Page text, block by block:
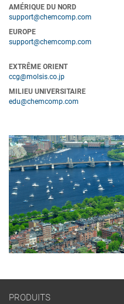
AMÉRIQUE DU NORD
support@chemcomp.com
EUROPE
support@chemcomp.com
EXTRÊME ORIENT
ccg@molsis.co.jp
MILIEU UNIVERSITAIRE
edu@chemcomp.com
PRODUITS